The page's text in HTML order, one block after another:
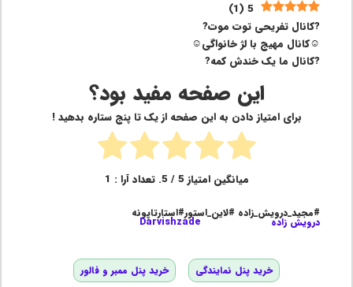
5
(
1
)
?کانال تفریحی توت موت?
☺کانال مهیج با لژ خانواگی☺
?کانال ما یک خندش کمه?
این صفحه مفید بود؟
برای امتیاز دادن به این صفحه از یک تا پنج ستاره بدهید !
میانگین امتیاز5/ 5. تعداد آرا : 1
#مجید_درویش_زاده #لاین_استور#استارتاپونه
درویش زاده Darvishzade
خرید پنل نمایندگی خرید پنل ممبر و فالور